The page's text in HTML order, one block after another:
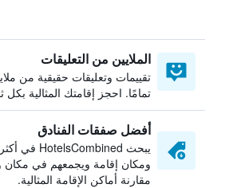
الملايين من التعليقات
تقييمات وتعليقات حقيقية من
تمامًا. احجز إقامتك المثالية بكل
أفضل صفقات الفنادق
ومكان إقامة ويجمعهم في
مقارنة أماكن الإقامة المثالية.